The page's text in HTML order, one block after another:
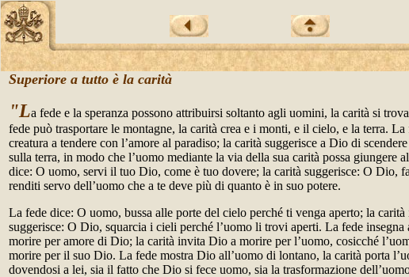
Superiore a tutto è la carità
"La fede e la speranza possono attribuirsi soltanto agli uomini, la carità si
fede può trasportare le montagne, la carità crea e i monti, e il cielo, e la terra. La
creatura a tendere con l’amore al paradiso; la carità suggerisce a Dio di
sulla terra, in modo che l’uomo mediante la via della sua carità possa giungere
dice: O uomo, servi il tuo Dio, come è tuo dovere; la carità suggerisce: O Dio,
renditi servo dell’uomo che a te deve più di quanto è in suo potere.
La fede dice: O uomo, bussa alle porte del cielo perché ti venga aperto; la carità
suggerisce: O Dio, squarcia i cieli perché l’uomo li trovi aperti. La fede insegna
morire per amore di Dio; la carità invita Dio a morire per l’uomo, cosicché
morire per il suo Dio. La fede mostra Dio all’uomo di lontano, la carità porta
dovendosi a lei, sia il fatto che Dio si fece uomo, sia la trasformazione